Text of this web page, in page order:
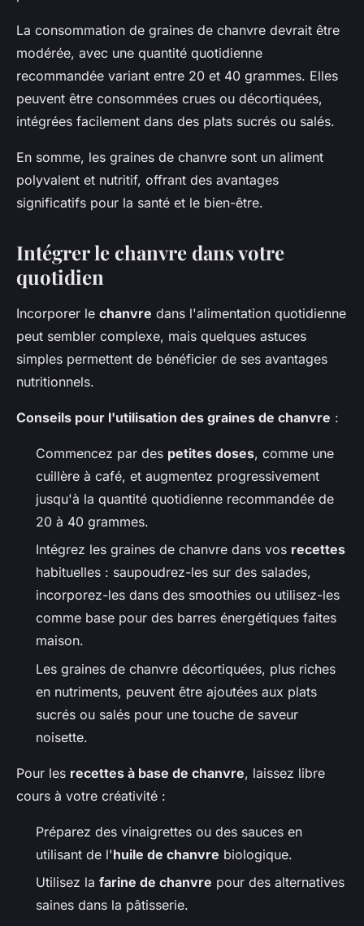
La consommation de graines de chanvre devrait être
modérée, avec une quantité quotidienne
recommandée variant entre 20 et 40 grammes. Elles
peuvent être consommées crues ou décortiquées,
intégrées facilement dans des plats sucrés ou salés.
En somme, les graines de chanvre sont un aliment
polyvalent et nutritif, offrant des avantages
significatifs pour la santé et le bien-être.
Intégrer le chanvre dans votre
quotidien
Incorporer le chanvre dans l'alimentation quotidienne
peut sembler complexe, mais quelques astuces
simples permettent de bénéficier de ses avantages
nutritionnels.
Conseils pour l'utilisation des graines de chanvre :
Commencez par des petites doses, comme une
cuillère à café, et augmentez progressivement
jusqu'à la quantité quotidienne recommandée de
20 à 40 grammes.
Intégrez les graines de chanvre dans vos recettes
habituelles : saupoudrez-les sur des salades,
incorporez-les dans des smoothies ou utilisez-les
comme base pour des barres énergétiques faites
maison.
Les graines de chanvre décortiquées, plus riches
en nutriments, peuvent être ajoutées aux plats
sucrés ou salés pour une touche de saveur
noisette.
Pour les recettes à base de chanvre, laissez libre
cours à votre créativité :
Préparez des vinaigrettes ou des sauces en
utilisant de l'huile de chanvre biologique.
Utilisez la farine de chanvre pour des alternatives
saines dans la pâtisserie.